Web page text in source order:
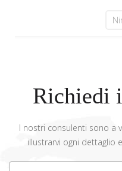
Richiedi
I nostri consulenti sono a
illustrarvi ogni dettaglio